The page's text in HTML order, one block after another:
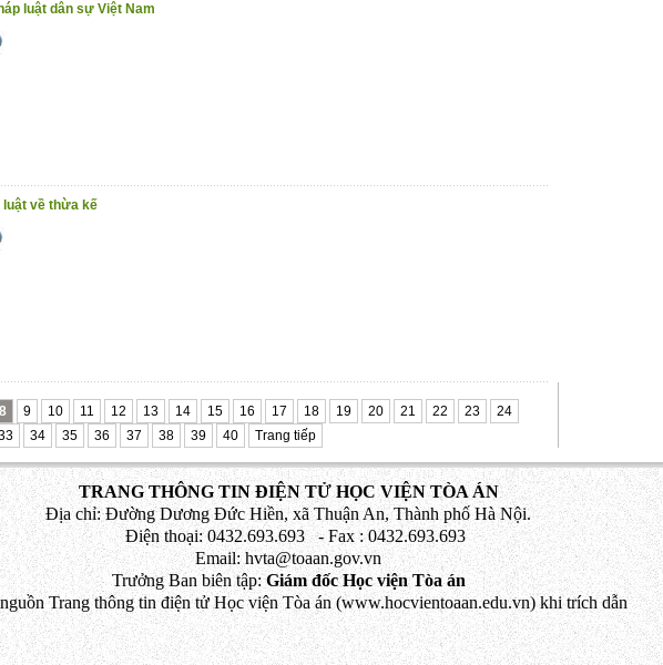
luật dân sự Việt Nam
luật về thừa kế
8 9 10 11 12 13 14 15 16 17 18 19 20 21 22 23
24
34 35 36 37 38 39 40 Trang tiếp
TRANG THÔNG TIN ĐIỆN TỬ HỌC VIỆN TÒA ÁN
Địa chỉ: Đường Dương Đức Hiền, xã Thuận An, Thành phố Hà Nội.
Điện thoại: 0432.693.693 - Fax : 0432.693.693
Email: hvta@toaan.gov.vn
Trưởng Ban biên tập:Giám đốc Học viện Tòa án
Trang thông tin điện tử Học viện Tòa án (www.hocvientoaan.edu.vn) khi trích dẫn